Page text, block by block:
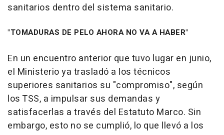
sanitarios dentro del sistema sanitario.
"TOMADURAS DE PELO AHORA NO VA A HABER"
En un encuentro anterior que tuvo lugar en junio,
el Ministerio ya trasladó a los técnicos
superiores sanitarios su "compromiso", según
los TSS, a impulsar sus demandas y
satisfacerlas a través del Estatuto Marco. Sin
embargo, esto no se cumplió, lo que llevó a los